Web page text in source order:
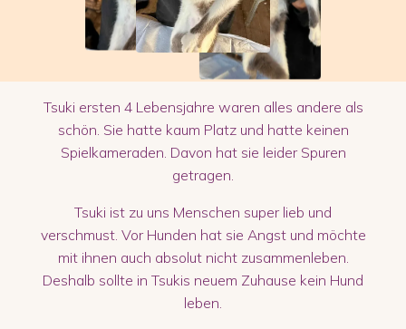
Tsuki ersten 4 Lebensjahre waren alles andere als
schön. Sie hatte kaum Platz und hatte keinen
Spielkameraden. Davon hat sie leider Spuren
getragen.
Tsuki ist zu uns Menschen super lieb und
verschmust. Vor Hunden hat sie Angst und möchte
mit ihnen auch absolut nicht zusammenleben.
Deshalb sollte in Tsukis neuem Zuhause kein Hund
leben.